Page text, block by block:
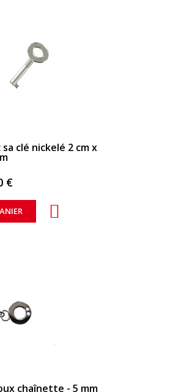
clé nickelé 2 cm x
€
chaînette - 5 mm